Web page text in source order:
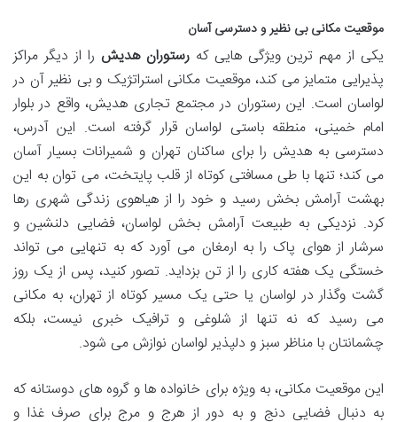
موقعیت مکانی بی نظیر و دسترسی آسان
یکی از مهم ترین ویژگی هایی که رستوران هدیش را از دیگر مراکز
پذیرایی متمایز می کند، موقعیت مکانی استراتژیک و بی نظیر آن در
لواسان است. این رستوران در مجتمع تجاری هدیش، واقع در بلوار
امام خمینی، منطقه باستی لواسان قرار گرفته است. این آدرس،
دسترسی به هدیش را برای ساکنان تهران و شمیرانات بسیار آسان
می کند؛ تنها با طی مسافتی کوتاه از قلب پایتخت، می توان به این
بهشت آرامش بخش رسید و خود را از هیاهوی زندگی شهری رها
کرد. نزدیکی به طبیعت آرامش بخش لواسان، فضایی دلنشین و
سرشار از هوای پاک را به ارمغان می آورد که به تنهایی می تواند
خستگی یک هفته کاری را از تن بزداید. تصور کنید، پس از یک روز
گشت وگذار در لواسان یا حتی یک مسیر کوتاه از تهران، به مکانی
می رسید که نه تنها از شلوغی و ترافیک خبری نیست، بلکه
چشمانتان با مناظر سبز و دلپذیر لواسان نوازش می شود.
این موقعیت مکانی، به ویژه برای خانواده ها و گروه های دوستانه که
به دنبال فضایی دنج و به دور از هرج و مرج برای صرف غذا و